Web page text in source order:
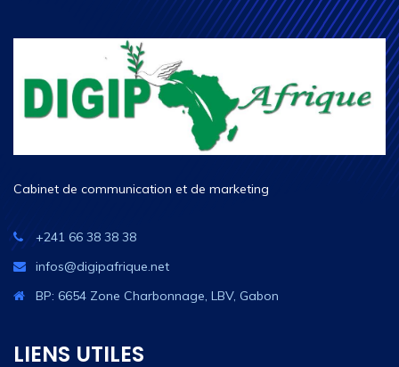
Cabinet de communication et de marketing
+241 66 38 38 38
infos@digipafrique.net
BP: 6654 Zone Charbonnage, LBV, Gabon
LIENS UTILES